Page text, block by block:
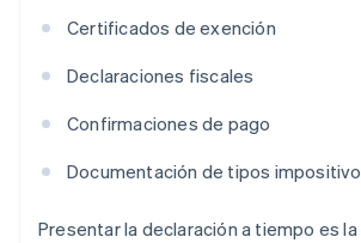
Certificados de exención
Declaraciones fiscales
Confirmaciones de pago
Documentación de tipos
Presentar la declaración a tiempo es